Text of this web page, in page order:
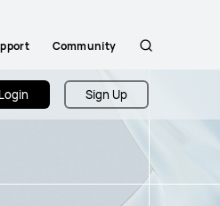
Community
Login Sign Up